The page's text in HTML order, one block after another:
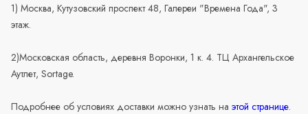
1) Москва, Кутузовский проспект 48, Галереи "Времена Года", 3
этаж.
2)Московская область, деревня Воронки, 1 к. 4. ТЦ Архангельское
Аутлет, Sortage.
Подробнее об условиях доставки можно узнать на этой странице.